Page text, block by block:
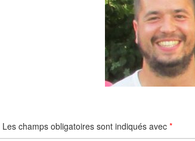
Les champs obligatoires sont indiqués avec *